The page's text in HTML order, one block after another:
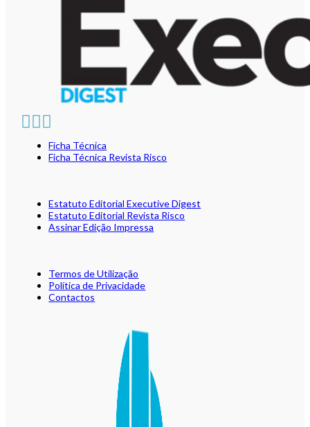
Ficha Técnica
Ficha Técnica Revista Risco
Estatuto Editorial Executive Digest
Estatuto Editorial Revista Risco
Assinar Edição Impressa
Termos de Utilização
Política de Privacidade
Contactos